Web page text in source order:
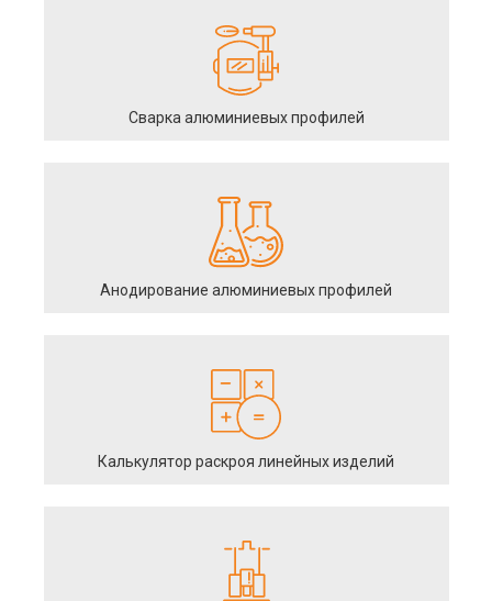
Сварка алюминиевых профилей
Анодирование алюминиевых профилей
Калькулятор раскроя линейных изделий